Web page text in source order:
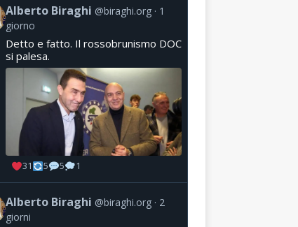
Alberto Biraghi @biraghi.org
1
giorno
Detto e fatto. Il rossobrunismo DOC
si palesa.
31 5 5 1
Alberto Biraghi @biraghi.org
2
giorni